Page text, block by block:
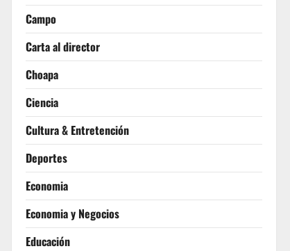
Campo
Carta al director
Choapa
Ciencia
Cultura & Entretención
Deportes
Economia
Economia y Negocios
Educación